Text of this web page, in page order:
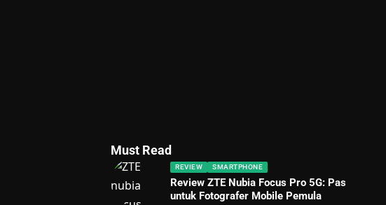
Must Read
REVIEW SMARTPHONE
Review ZTE Nubia Focus Pro 5G: Pas
untuk Fotografer Mobile Pemula